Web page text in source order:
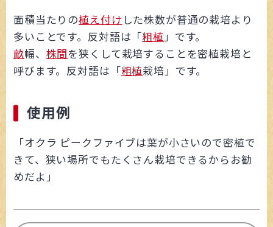
面積当たりの植え付け した株数が普通の栽培より
多いことです。反対語は「粗植」です。
畝幅、 株間を狭くして栽培することを密植栽培と
呼びます。反対語は「粗植栽培」です。
使用例
「オクラ ピークファイブは葉が小さいので密植で
きて、狭い場所でもたくさん栽培できるからお勧
めだよ」